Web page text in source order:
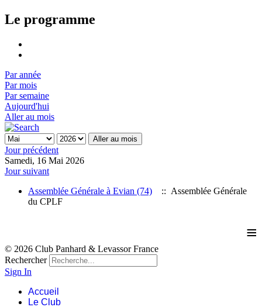
Le programme
Par année
Par mois
Par semaine
Aujourd'hui
Aller au mois
Aller au mois
Jour précédent
Samedi, 16 Mai 2026
Jour suivant
Assemblée Générale à Evian (74)
:: Assemblée Générale
du CPLF
≡
© 2026 Club Panhard & Levassor France
Rechercher
Sign In
Accueil
Le Club